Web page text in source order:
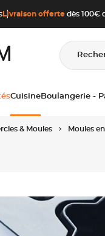
Livraison offerte dès 100€
Cuisine Boulangerie -
& Moules Moules